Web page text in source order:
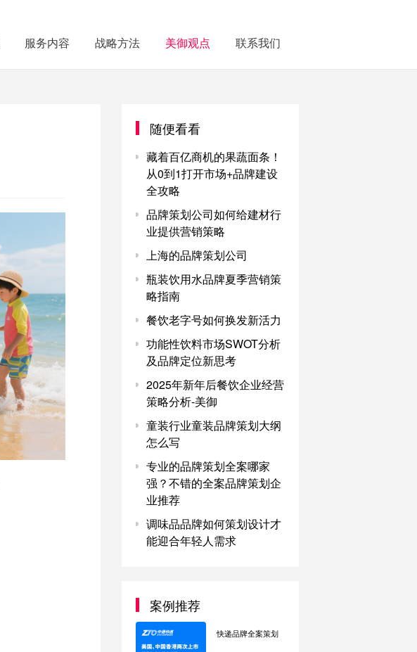
服务内容 战略方法 美御观点 联系我们
随便看看
藏着百亿商机的果蔬面条！
从0到1打开市场+品牌建设
全攻略
品牌策划公司如何给建材行
业提供营销策略
上海的品牌策划公司
瓶装饮用水品牌夏季营销策
略指南
餐饮老字号如何换发新活力
功能性饮料市场SWOT分析
及品牌定位新思考
2025年新年后餐饮企业经营
策略分析-美御
童装行业童装品牌策划大纲
怎么写
专业的品牌策划全案哪家
强？不错的全案品牌策划企
业推荐
调味品品牌如何策划设计才
能迎合年轻人需求
案例推荐
快递品牌全案策划